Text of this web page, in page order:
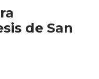
de San